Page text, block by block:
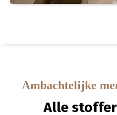
Ambachtelijke
Alle